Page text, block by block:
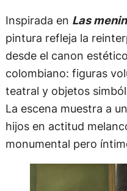
Inspirada en Las
pintura refleja la
desde el canon
colombiano: figuras
teatral y objetos
La escena muestra a
hijos en actitud
monumental pero